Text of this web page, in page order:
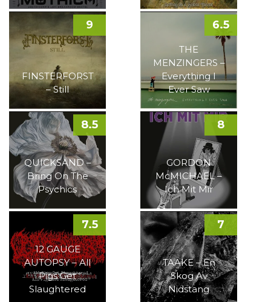
FINSTERFORST
– Still
9
THE
MENZINGERS –
Everything I
Ever Saw
6.5
QUICKSAND –
Bring On The
Psychics
8.5
GORDON
McMICHAEL –
Ich Mit Mir
8
12 GAUGE
AUTOPSY – All
Pigs Get
Slaughtered
7.5
TAAKE – En
Skog Av
Nidstang
7